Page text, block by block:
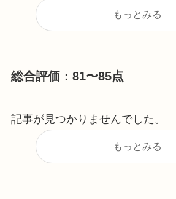
もっとみる
総合評価：81〜85点
記事が見つかりませんでした。
もっとみる